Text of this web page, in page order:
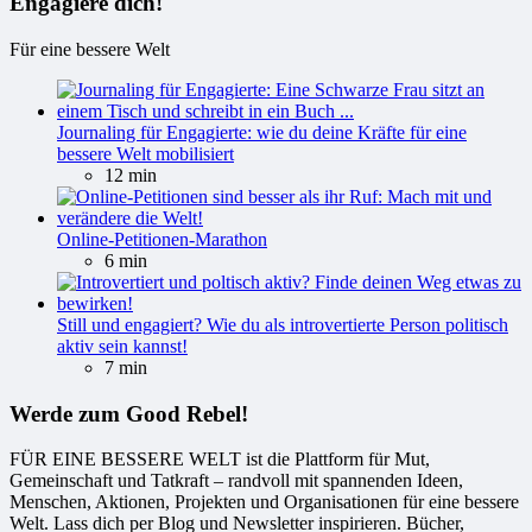
Für eine bessere Welt
Journaling für Engagierte: wie du deine Kräfte für eine
bessere Welt mobilisiert
12 min
Online-Petitionen-Marathon
6 min
Still und engagiert? Wie du als introvertierte Person politisch
aktiv sein kannst!
7 min
Werde zum Good Rebel!
FÜR EINE BESSERE WELT ist die Plattform für Mut,
Gemeinschaft und Tatkraft – randvoll mit spannenden Ideen,
Menschen, Aktionen, Projekten und Organisationen für eine bessere
Welt. Lass dich per Blog und Newsletter inspirieren. Bücher,